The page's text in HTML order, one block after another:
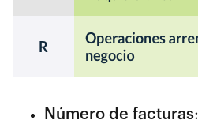
Número de facturas